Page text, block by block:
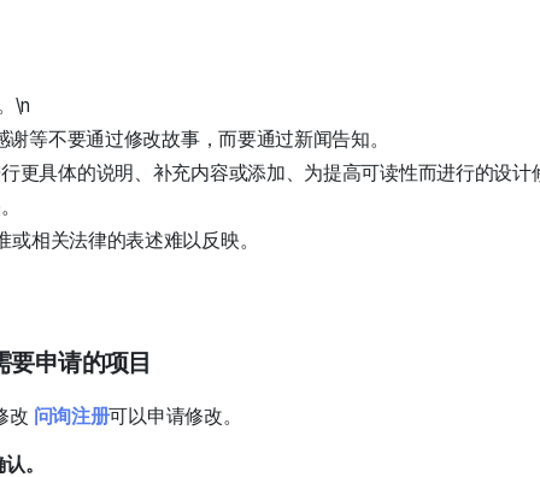
\n
谢等不要通过修改故事，而要通过新闻告知。
更具体的说明、补充内容或添加、为提高可读性而进行的设计
或相关法律的表述难以反映。
申请的项目
改 问询注册可以申请修改。
。